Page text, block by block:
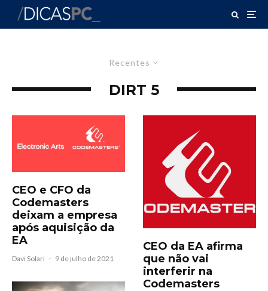
Recentes
DIRT 5
CEO e CFO da
Codemasters
deixam a empresa
após aquisição da
EA
Davi Solari · 9 de julho de 2021
CEO da EA afirma
que não vai
interferir na
Codemasters